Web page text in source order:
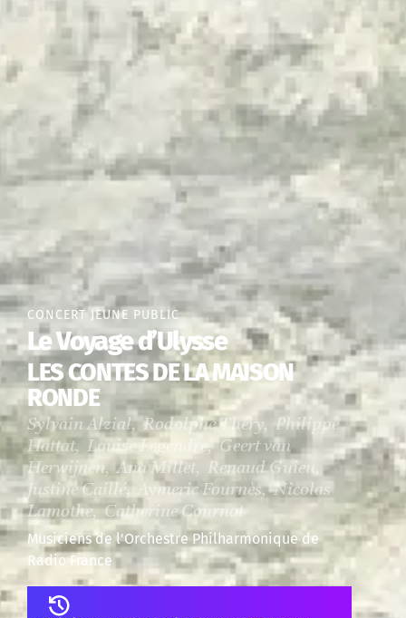
CONCERT JEUNE PUBLIC
Le Voyage d’Ulysse
LES CONTES DE LA MAISON
RONDE
Sylvain Alzial, Rodolphe Théry, Philippe
Hattat, Louise Legendre, Geert van
Herwijnen, Ana Millet, Renaud Guieu,
Justine Caillé, Aymeric Fournès, Nicolas
Lamothe, Catherine Cournot
Musiciens de l'Orchestre Philharmonique de
Radio France